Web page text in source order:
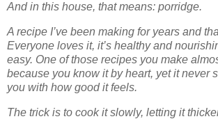
And in this house, that means: porridge.
A recipe I’ve been making for years and
Everyone loves it, it’s healthy and
easy. One of those recipes you make
because you know it by heart, yet it never
you with how good it feels.
The trick is to cook it slowly, letting it